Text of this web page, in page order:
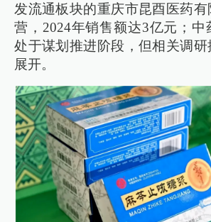
发流通板块的重庆市昆酉医药
营，2024年销售额达3亿元；中
处于谋划推进阶段，但相关调
展开。